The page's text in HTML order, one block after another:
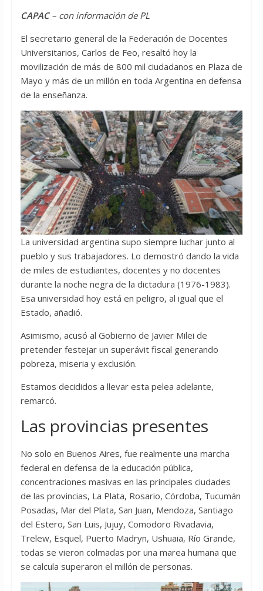
CAPAC– con información de PL
El secretario general de la Federación de Docentes
Universitarios, Carlos de Feo, resaltó hoy la
movilización de más de 800 mil ciudadanos en Plaza de
Mayo y más de un millón en toda Argentina en defensa
de la enseñanza.
La universidad argentina supo siempre luchar junto al
pueblo y sus trabajadores. Lo demostró dando la vida
de miles de estudiantes, docentes y no docentes
durante la noche negra de la dictadura (1976-1983).
Esa universidad hoy está en peligro, al igual que el
Estado, añadió.
Asimismo, acusó al Gobierno de Javier Milei de
pretender festejar un superávit fiscal generando
pobreza, miseria y exclusión.
Estamos decididos a llevar esta pelea adelante,
remarcó.
Las provincias presentes
No solo en Buenos Aires, fue realmente una marcha
federal en defensa de la educación pública,
concentraciones masivas en las principales ciudades
de las provincias, La Plata, Rosario, Córdoba, Tucumán
Posadas, Mar del Plata, San Juan, Mendoza, Santiago
del Estero, San Luis, Jujuy, Comodoro Rivadavia,
Trelew, Esquel, Puerto Madryn, Ushuaia, Río Grande,
todas se vieron colmadas por una marea humana que
se calcula superaron el millón de personas.